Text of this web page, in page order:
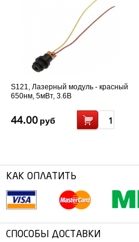
S121, Лазерный модуль - красный
650нм, 5мВт, 3.6В
44.00 руб
КАК ОПЛАТИТЬ
СПОСОБЫ ДОСТАВКИ